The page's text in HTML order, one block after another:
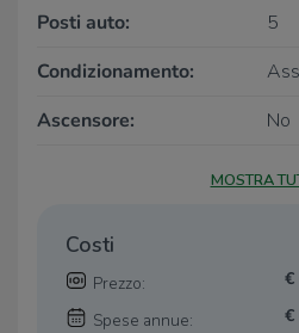
Posti auto:
5
Condizionamento:
Ascensore:
No
MOSTRA
Costi
Prezzo:
€
Spese annue:
€